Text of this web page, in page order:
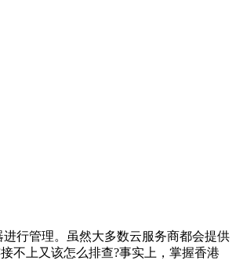
行管理。虽然大多数云服务商都会提供
不上又该怎么排查?事实上，掌握香港